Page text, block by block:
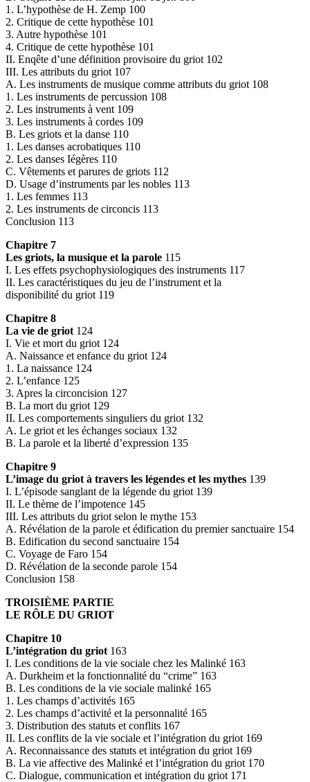
1. L’hypothèse de H. Zemp 100
2. Critique de cette hypothèse 101
3. Autre hypothèse 101
4. Critique de cette hypothèse 101
II. Enqête d’une définition provisoire du griot 102
III. Les attributs du griot 107
A. Les instruments de musique comme attributs du griot 108
1. Les instruments de percussion 108
2. Les instruments à vent 109
3. Les instruments à cordes 109
B. Les griots et la danse 110
1. Les danses acrobatiques 110
2. Les danses Iégères 110
C. Vêtements et parures de griots 112
D. Usage d’instruments par les nobles 113
1. Les femmes 113
2. Les instruments de circoncis 113
Conclusion 113
Chapitre 7
Les griots, la musique et la parole 115
I. Les effets psychophysiologiques des instruments 117
II. Les caractéristiques du jeu de l’instrument et la
disponibilité du griot 119
Chapitre 8
La vie de griot 124
I. Vie et mort du griot 124
A. Naissance et enfance du griot 124
1. La naissance 124
2. L’enfance 125
3. Apres la circoncision 127
B. La mort du griot 129
II. Les comportements singuliers du griot 132
A. Le griot et les échanges sociaux 132
B. La parole et la liberté d’expression 135
Chapitre 9
L’image du griot à travers les légendes et les mythes 139
I. L’épisode sanglant de la légende du griot 139
II. Le thème de l’impotence 145
III. Les attributs du griot selon le mythe 153
A. Révélation de la parole et édification du premier sanctuaire 154
B. Edification du second sanctuaire 154
C. Voyage de Faro 154
D. Révélation de la seconde parole 154
Conclusion 158
TROISIÈME PARTIE
LE RÔLE DU GRIOT
Chapitre 10
L’intégration du griot 163
I. Les conditions de la vie sociale chez les Malinké 163
A. Durkheim et la fonctionnalité du “crime” 163
B. Les conditions de la vie sociale malinké 165
1. Les champs d’activités 165
2. Les champs d’activité et la personnalité 165
3. Distribution des statuts et conflits 167
II. Les conflits de la vie sociale et l’intégration du griot 169
A. Reconnaissance des statuts et intégration du griot 169
B. La vie affective des Malinké et l’intégration du griot 170
C. Dialogue, communication et intégration du griot 171